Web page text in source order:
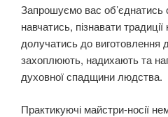
Запрошуємо вас
навчатись, пізнавати
долучатись до виготовлення
захоплюють, надихають та
духовної спадщини людства.
Практикуючі майстри-носії